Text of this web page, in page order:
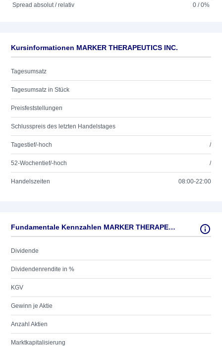
Spread absolut / relativ
0 / 0%
Kursinformationen MARKER THERAPEUTICS INC.
Tagesumsatz
Tagesumsatz in Stück
Preisfeststellungen
Schlusspreis des letzten Handelstages
Tagestief/-hoch /
52-Wochentief/-hoch /
Handelszeiten 08:00-22:00
Fundamentale Kennzahlen MARKER THERAPEUTICS INC.
Dividende
Dividendenrendite in %
KGV
Gewinn je Aktie
Anzahl Aktien
Marktkapitalisierung